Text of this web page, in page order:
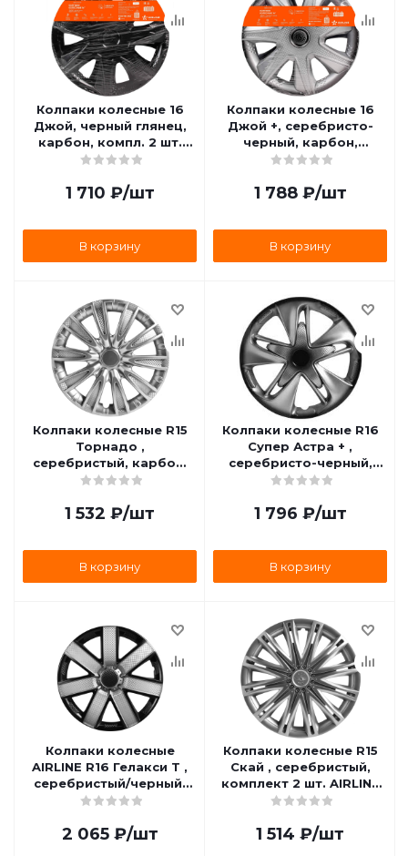
Колпаки колесные 16
Джой, черный глянец,
карбон, компл. 2 шт.
(AWCC-16-38) AIRLINE
1 710 ₽/шт
В корзину
Колпаки колесные 16
Джой +, серебристо-
черный, карбон,
компл. 2 шт. (AWCC-16-
1 788₽/шт
В корзину
Колпаки колесные R15
Торнадо ,
серебристый, карбон,
комплект 2 шт. AIRLINE
1 532 ₽/шт
В корзину
Колпаки колесные R16
Супер Астра + ,
серебристо-черный,
карбон, комплект 2 шт.
1 796 ₽/шт
В корзину
Колпаки колесные
AIRLINE R16 Гелакси Т ,
серебристый/черный,
карбон, комплект 2 шт.
2 065₽/шт
Колпаки колесные R15
Скай , серебристый,
комплект 2 шт. AIRLINE
AWCC-15-11
1 514 ₽/шт